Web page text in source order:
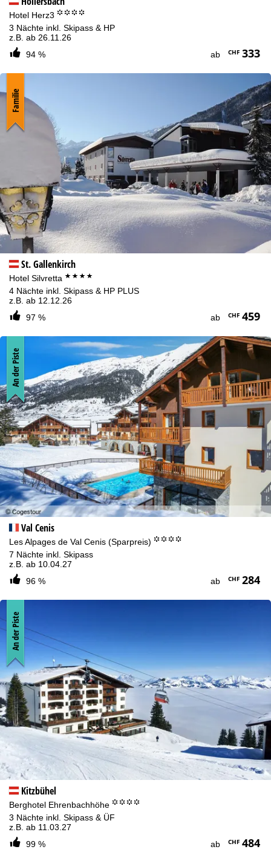
Hotel Herz3 °°°°
3 Nächte inkl. Skipass & HP
z.B. ab 26.11.26
94 %
ab CHF333
St. Gallenkirch
Hotel Silvretta ****
4 Nächte inkl. Skipass & HP PLUS
z.B. ab 12.12.26
97 %
ab CHF459
Familie
Val Cenis
Les Alpages de Val Cenis (Sparpreis) °°°°
7 Nächte inkl. Skipass
z.B. ab 10.04.27
96 %
ab CHF284
An der Piste
Kitzbühel
Berghotel Ehrenbachhöhe °°°°
3 Nächte inkl. Skipass & ÜF
z.B. ab 11.03.27
99 %
ab CHF484
An der Piste